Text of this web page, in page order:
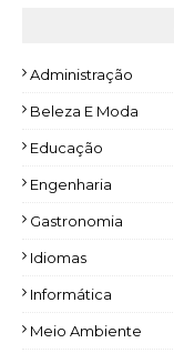
Administração
Beleza E Moda
Educação
Engenharia
Gastronomia
Idiomas
Informática
Meio Ambiente